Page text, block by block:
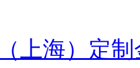
上海）定制